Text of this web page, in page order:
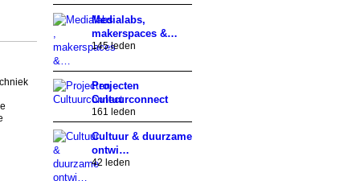
Medialabs,
makerspaces &…
145 leden
Projecten
Cultuurconnect
161 leden
Cultuur & duurzame
ontwi…
42 leden